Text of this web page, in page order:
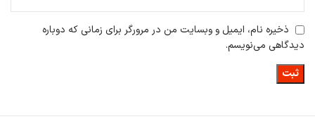
سایز فیجیت ضد استرس شیائومی مدل Fidget Building در حالت های
مختلف
ذخیره نام، ایمیل و وبسایت من در مرورگر برای زمانی که دوباره
دیدگاهی می‌نویسم.